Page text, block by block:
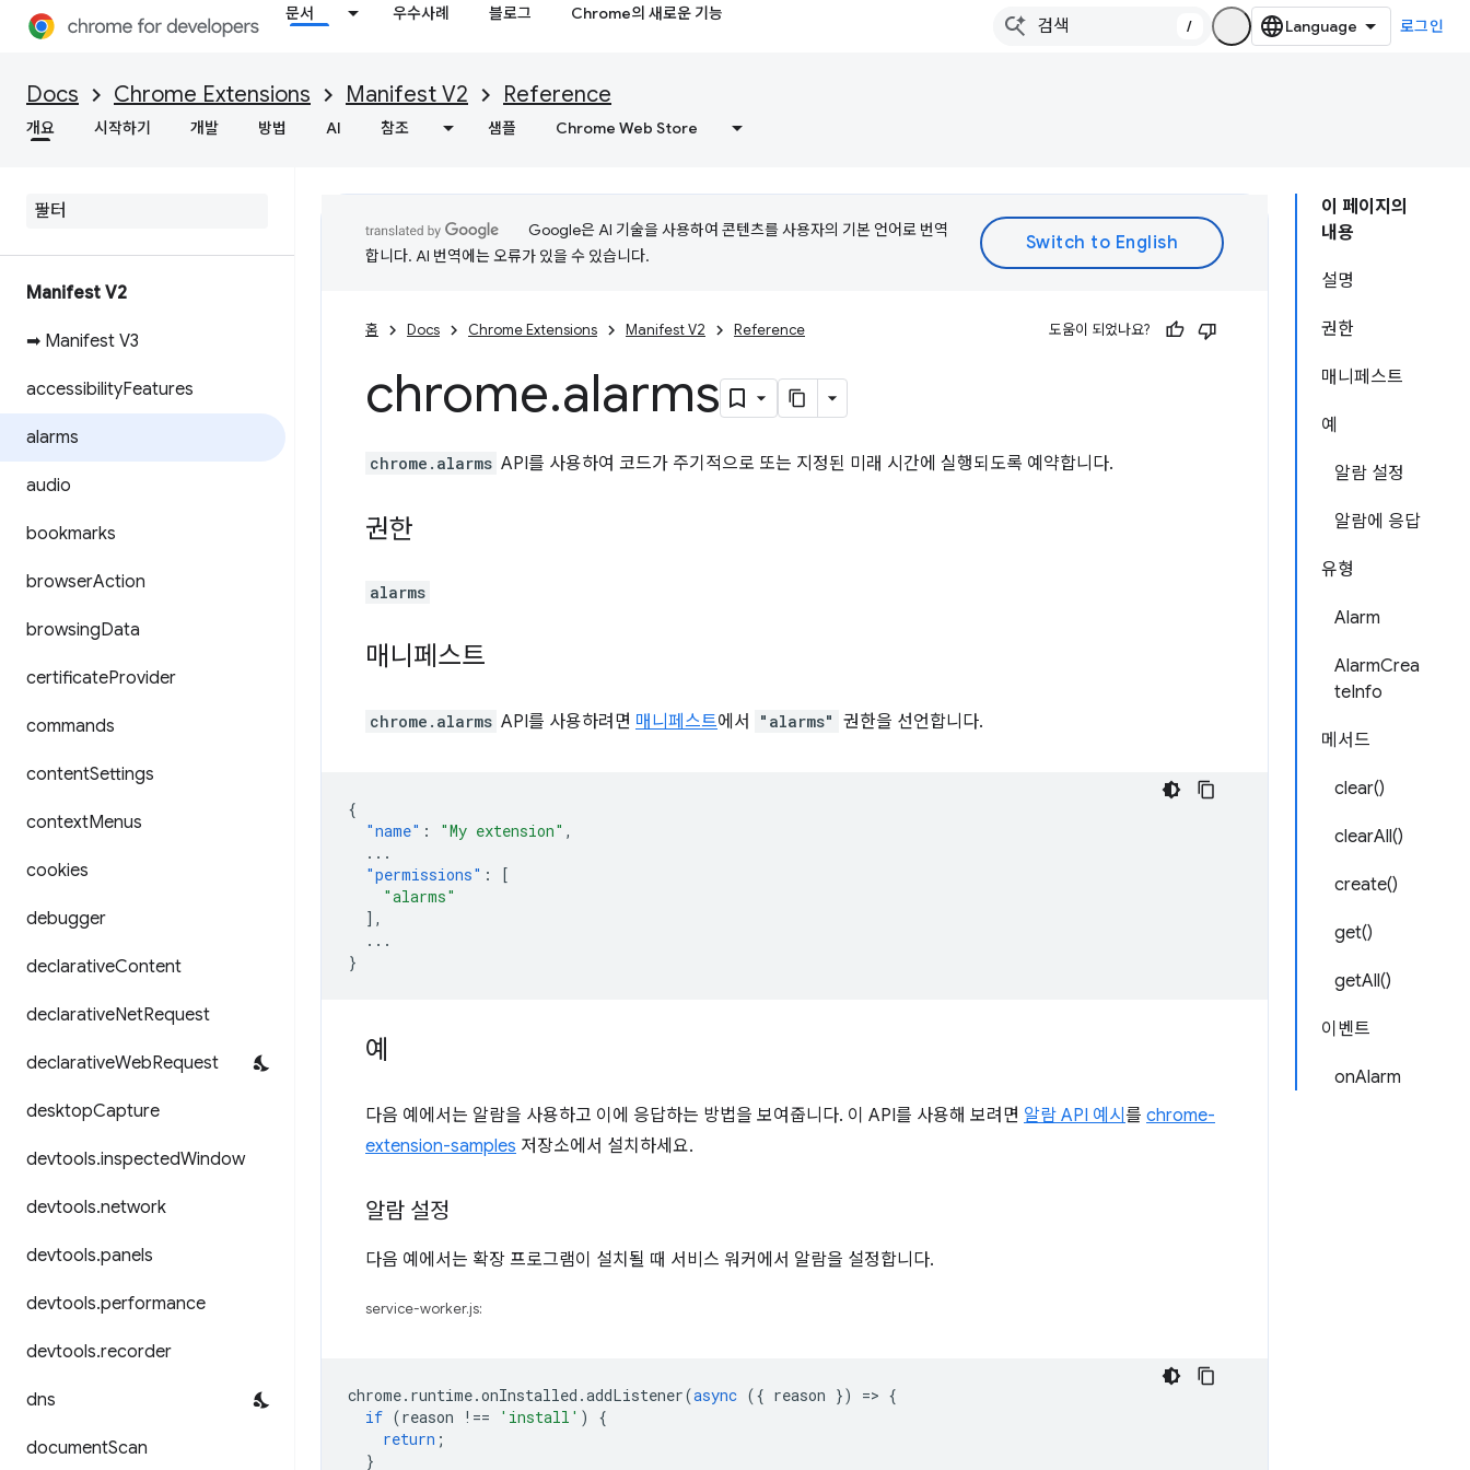
문서 우수사례 블로그 Chrome의 새로운 기능
/ 로그인
Docs Chrome Extensions Manifest V2 Reference
개요 시작하기 개발 방법 AI 참조 샘플 Chrome Web Store
Manifest V2
➡ Manifest V3
accessibilityFeatures
alarms
audio
bookmarks
browserAction
browsingData
certificateProvider
commands
contentSettings
contextMenus
cookies
debugger
declarativeContent
declarativeNetRequest
declarativeWebRequest
desktopCapture
devtools.inspectedWindow
devtools.network
devtools.panels
devtools.performance
devtools.recorder
dns
documentScan
이 페이지의
내용
설명
권한
매니페스트
예
알람 설정
알람에 응답
유형
Alarm
AlarmCrea
teInfo
메서드
clear()
clearAll()
create()
get()
getAll()
이벤트
onAlarm
Google은 AI 기술을 사용하여 콘텐츠를 사용자의 기본 언어로 번역
합니다. AI 번역에는 오류가 있을 수 있습니다.
홈 Docs Chrome Extensions Manifest V2 Reference 도움이 되었나요?
chrome.alarms
chrome.alarms API를 사용하여 코드가 주기적으로 또는 지정된 미래 시간에 실행되도록 예약합니다.
권한
alarms
매니페스트
chrome.alarms API를 사용하려면 매니페스트에서 "alarms" 권한을 선언합니다.
{
"name" : "My extension" ,
...
"permissions" :
[
"alarms"
],
...
}
예
다음 예에서는 알람을 사용하고 이에 응답하는 방법을 보여줍니다. 이 API를 사용해 보려면 알람 API 예시 를 chrome-
extension-samples 저장소에서 설치하세요.
알람 설정
다음 예에서는 확장 프로그램이 설치될 때 서비스 워커에서 알람을 설정합니다.
service-worker.js:
chrome. runtime.onInstalled .addListener(async ({ reason }) => {
if (reason !== 'install' )
{
return ;
}